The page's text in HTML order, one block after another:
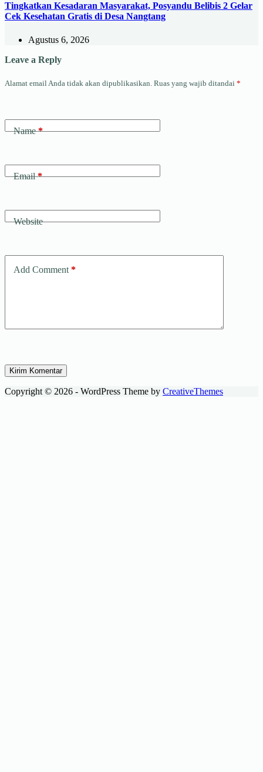
Tingkatkan Kesadaran Masyarakat, Posyandu Belibis 2 Gelar
Cek Kesehatan Gratis di Desa Nangtang
Agustus 6, 2026
Leave a Reply
Alamat email Anda tidak akan dipublikasikan. Ruas yang wajib ditandai *
Name*
Email*
Website
Add Comment *
Kirim Komentar
Copyright © 2026 - WordPress Theme by CreativeThemes